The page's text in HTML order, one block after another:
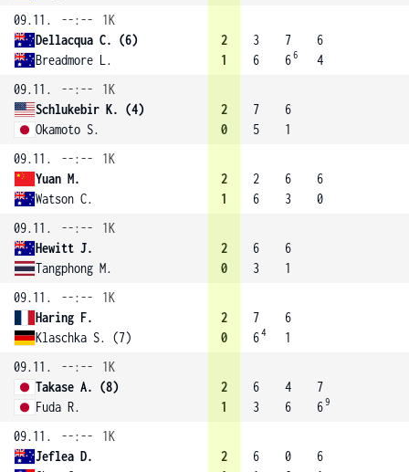
09.11.
--:--
1K
Dellacqua C. (6)
Breadmore L.
2
1
3
6
7
66
6
4
09.11.
--:--
1K
Schlukebir K. (4)
Okamoto S.
2
0
7
5
6
1
09.11.
--:--
1K
Yuan M.
Watson C.
2
1
2
6
6
3
6
0
09.11.
--:--
1K
Hewitt J.
Tangphong M.
2
0
6
3
6
1
09.11.
--:--
1K
Haring F.
Klaschka S. (7)
2
0
7
64
6
1
09.11.
--:--
1K
Takase A. (8)
Fuda R.
2
1
6
3
4
6
7
69
09.11. --:--
1K
Jeflea D.
2
6
0
6